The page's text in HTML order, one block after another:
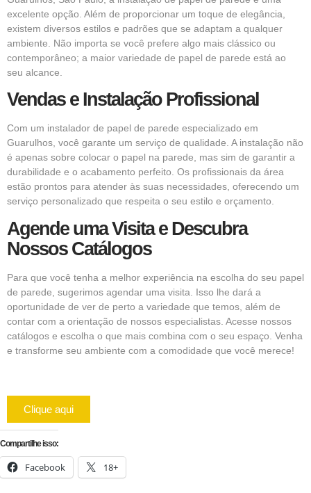
excelente opção. Além de proporcionar um toque de elegância,
existem diversos estilos e padrões que se adaptam a qualquer
ambiente. Não importa se você prefere algo mais clássico ou
contemporâneo; a maior variedade de papel de parede está ao
seu alcance.
Vendas e Instalação Profissional
Com um instalador de papel de parede especializado em
Guarulhos, você garante um serviço de qualidade. A instalação não
é apenas sobre colocar o papel na parede, mas sim de garantir a
durabilidade e o acabamento perfeito. Os profissionais da área
estão prontos para atender às suas necessidades, oferecendo um
serviço personalizado que respeita o seu estilo e orçamento.
Agende uma Visita e Descubra
Nossos Catálogos
Para que você tenha a melhor experiência na escolha do seu papel
de parede, sugerimos agendar uma visita. Isso lhe dará a
oportunidade de ver de perto a variedade que temos, além de
contar com a orientação de nossos especialistas. Acesse nossos
catálogos e escolha o que mais combina com o seu espaço. Venha
e transforme seu ambiente com a comodidade que você merece!
Clique aqui
Compartilhe isso:
Facebook 18+